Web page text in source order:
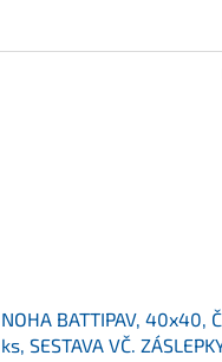
NOHA BATTIPAV, 40x40,
ks, SESTAVA VČ.